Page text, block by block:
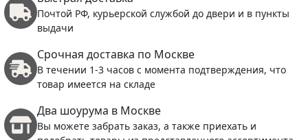
Почтой РФ, курьерской службой до двери и в пункты
выдачи
Срочная доставка по Москве
В течении 1-3 часов с момента подтверждения, что
товар имеется на складе
Два шоурума в Москве
Вы можете забрать заказ, а также приехать и